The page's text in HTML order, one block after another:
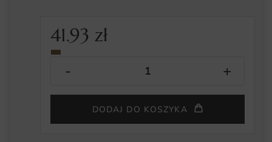
41.93zł
DODAJ DO KOSZYKA